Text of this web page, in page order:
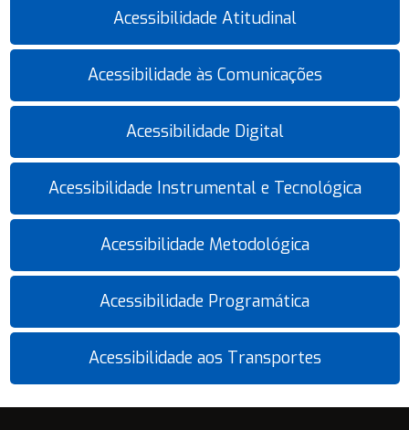
Acessibilidade Atitudinal
Acessibilidade às Comunicações
Acessibilidade Digital
Acessibilidade Instrumental e Tecnológica
Acessibilidade Metodológica
Acessibilidade Programática
Acessibilidade aos Transportes